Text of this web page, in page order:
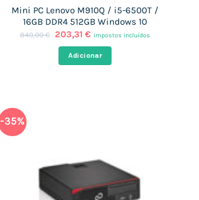
Mini PC Lenovo M910Q / i5-6500T /
16GB DDR4 512GB Windows 10
840,00€
O
original
era:
203,31 €O
preço
atual
é:
impostos incluídos
Adicionar
-35%